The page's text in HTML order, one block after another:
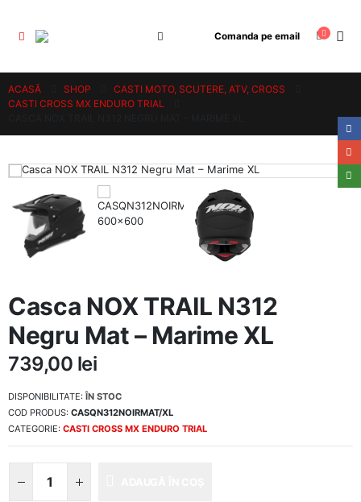
Comanda pe email
ACASĂ SHOP
CASTI MOTO, SCUTERE, ATV, CROSS
CASTI CROSS MX ENDURO TRIAL
Casca NOX TRAIL N312
Negru Mat – Marime XL
739,00 lei
DISPONIBILITATE:ÎN STOC
COD PRODUS: CASQN312NOIRMAT/XL
CATEGORIE: CASTI CROSS MX ENDURO TRIAL